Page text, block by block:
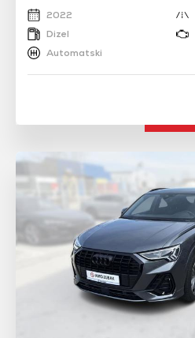
2022
Dizel
Automatski